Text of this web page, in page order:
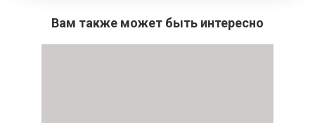
Вам также может быть интересно